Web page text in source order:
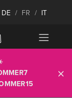
DE / FR / IT